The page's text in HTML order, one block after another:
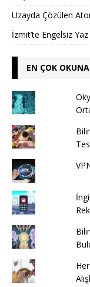
Uzayda Çözülen
İzmit’te Engelsiz
EN ÇOK